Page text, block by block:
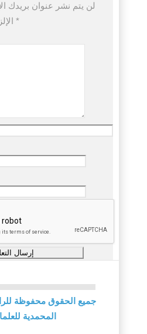
لن يتم نشر عنوان بريدك
*
جميع الحقوق محفوظة
المحمدية